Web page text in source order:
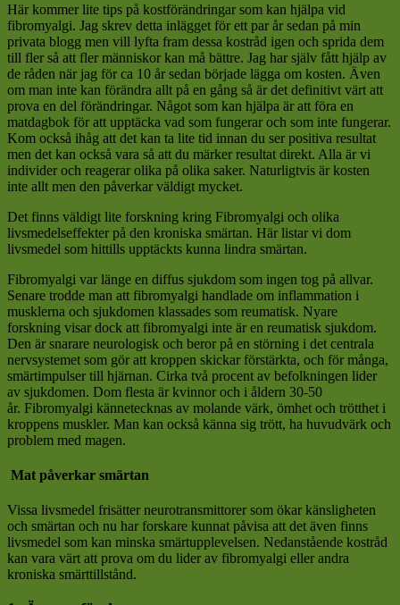
Här kommer lite tips på kostförändringar som kan hjälpa vid
fibromyalgi. Jag skrev detta inlägget för ett par år sedan på min
privata blogg men vill lyfta fram dessa kostråd igen och sprida dem
till fler så att fler människor kan må bättre. Jag har själv fått hjälp av
de råden när jag för ca 10 år sedan började lägga om kosten. Även
om man inte kan förändra allt på en gång så är det definitivt värt att
prova en del förändringar. Något som kan hjälpa är att föra en
matdagbok för att upptäcka vad som fungerar och som inte fungerar.
Kom också ihåg att det kan ta lite tid innan du ser positiva resultat
men det kan också vara så att du märker resultat direkt. Alla är vi
individer och reagerar olika på olika saker. Naturligtvis är kosten
inte allt men den påverkar väldigt mycket.
Det finns väldigt lite forskning kring Fibromyalgi och olika
livsmedelseffekter på den kroniska smärtan. Här listar vi dom
livsmedel som hittills upptäckts kunna lindra smärtan.
Fibromyalgi var länge en diffus sjukdom som ingen tog på allvar.
Senare trodde man att fibromyalgi handlade om inflammation i
musklerna och sjukdomen klassades som reumatisk. Nyare
forskning visar dock att fibromyalgi inte är en reumatisk sjukdom.
Den är snarare neurologisk och beror på en störning i det centrala
nervsystemet som gör att kroppen skickar förstärkta, och för många,
smärtimpulser till hjärnan. Cirka två procent av befolkningen lider
av sjukdomen. Dom flesta är kvinnor och i åldern 30-50
år. Fibromyalgi kännetecknas av molande värk, ömhet och trötthet i
kroppens muskler. Man kan också känna sig trött, ha huvudvärk och
problem med magen.
Mat påverkar smärtan
Vissa livsmedel frisätter neurotransmittorer som ökar känsligheten
och smärtan och nu har forskare kunnat påvisa att det även finns
livsmedel som kan minska smärtupplevelsen. Nedanstående kostråd
kan vara värt att prova om du lider av fibromyalgi eller andra
kroniska smärttillstånd.